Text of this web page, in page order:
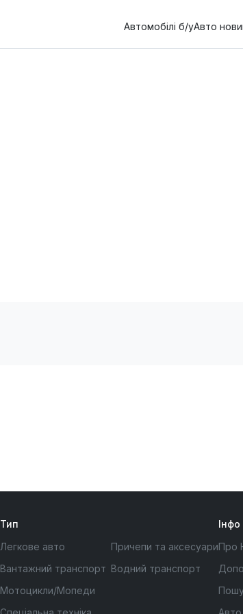
Автомобілі б/уАвто
Тип
Легкове авто
Вантажний транспорт
Мотоцикли/Мопеди
Причепи та аксесуари
Водний транспорт
Інфо
Про